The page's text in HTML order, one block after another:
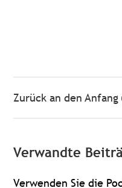
Zurück an den Anfang
Verwandte
Verwenden Sie die